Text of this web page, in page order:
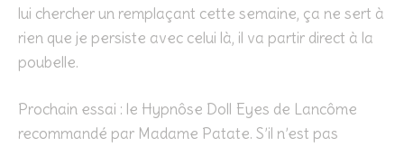
lui chercher un remplaçant cette semaine, ça ne sert à
rien que je persiste avec celui là, il va partir direct à la
poubelle.
Prochain essai : le Hypnôse Doll Eyes de Lancôme
recommandé par Madame Patate. S’il n’est pas